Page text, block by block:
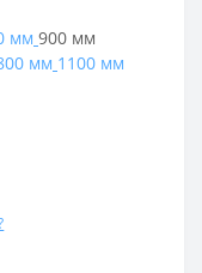
мм 900 мм
мм 1100 мм